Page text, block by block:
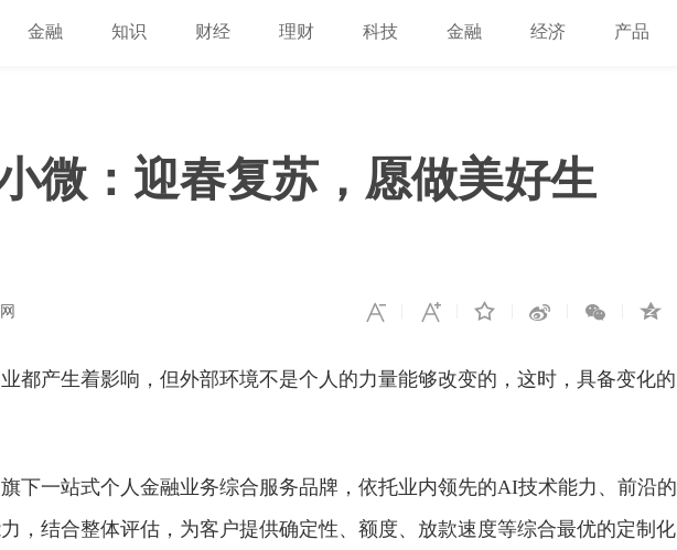
金融 知识 财经 理财 科技 金融 经济 产品
微：迎春复苏，愿做美好生
都产生着影响，但外部环境不是个人的力量能够改变的，这时，具备变化的
下一站式个人金融业务综合服务品牌，依托业内领先的AI技术能力、前沿的
，结合整体评估，为客户提供确定性、额度、放款速度等综合最优的定制化